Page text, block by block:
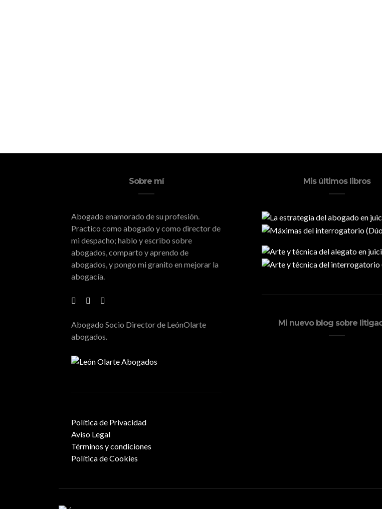
Sobre mí
Abogado enamorado de su profesión.
Practico como abogado y como director de
mi despacho; hablo y escribo sobre
abogados, comparto y aprendo de
abogados, y pongo mi granito en mejorar la
abogacía.
Abogado Socio Director de LeónOlarte
abogados.
Política de Privacidad
Aviso Legal
Términos y condiciones
Política de Cookies
Mis últimos libros
Mi nuevo blog sobre